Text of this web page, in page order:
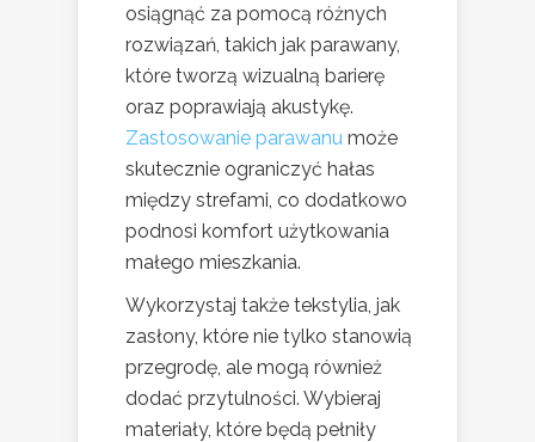
osiągnąć za pomocą różnych
rozwiązań, takich jak parawany,
które tworzą wizualną barierę
oraz poprawiają akustykę.
Zastosowanie parawanu może
skutecznie ograniczyć hałas
między strefami, co dodatkowo
podnosi komfort użytkowania
małego mieszkania.
Wykorzystaj także tekstylia, jak
zasłony, które nie tylko stanowią
przegrodę, ale mogą również
dodać przytulności. Wybieraj
materiały, które będą pełniły